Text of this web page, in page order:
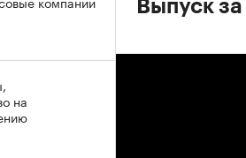
Выпуск
на